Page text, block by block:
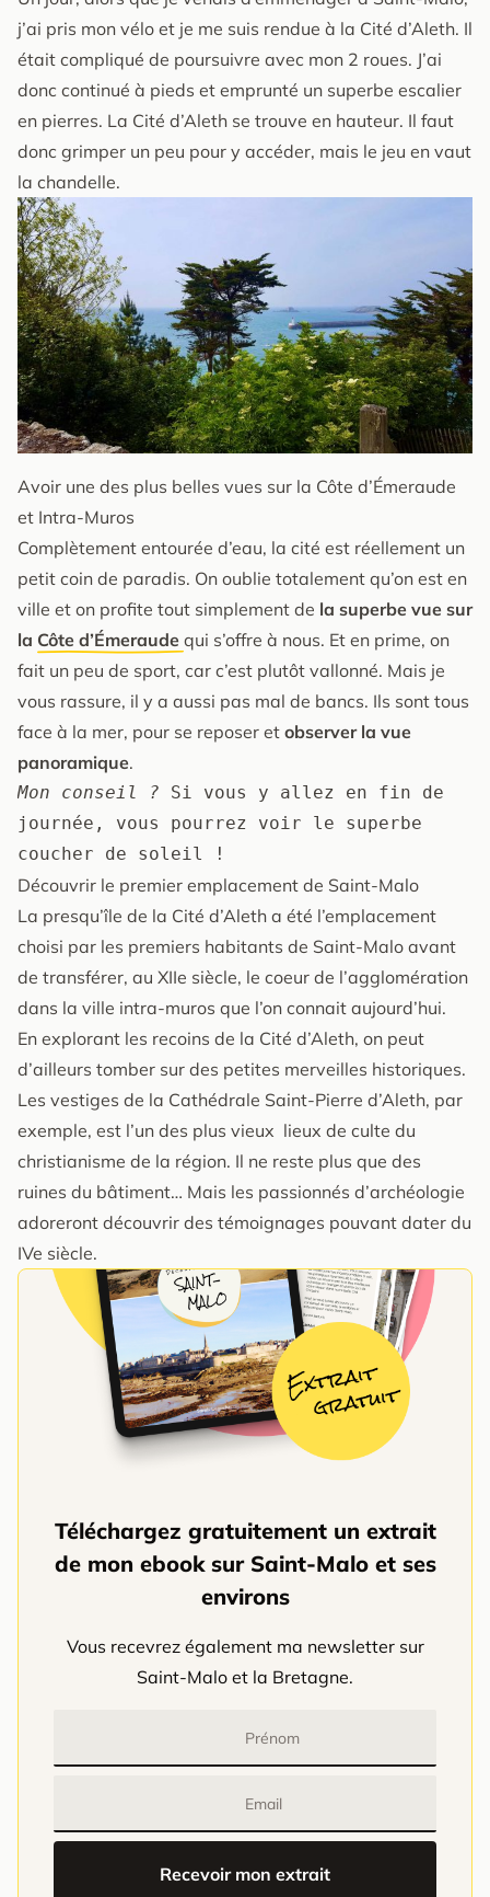
j’ai pris mon vélo et je me suis rendue à la Cité d’Aleth. Il
était compliqué de poursuivre avec mon 2 roues. J’ai
donc continué à pieds et emprunté un superbe escalier
en pierres. La Cité d’Aleth se trouve en hauteur. Il faut
donc grimper un peu pour y accéder, mais le jeu en vaut
la chandelle.
Avoir une des plus belles vues sur la Côte d’Émeraude
et Intra-Muros
Complètement entourée d’eau, la cité est réellement un
petit coin de paradis. On oublie totalement qu’on est en
ville et on profite tout simplement de la superbe vue sur
la Côte d’Émeraude qui s’offre à nous. Et en prime, on
fait un peu de sport, car c’est plutôt vallonné. Mais je
vous rassure, il y a aussi pas mal de bancs. Ils sont tous
face à la mer, pour se reposer et observer la vue
panoramique.
Mon conseil ? Si vous y allez en fin de
journée, vous pourrez voir le superbe
coucher de soleil !
Découvrir le premier emplacement de Saint-Malo
La presqu’île de la Cité d’Aleth a été l’emplacement
choisi par les premiers habitants de Saint-Malo avant
de transférer, au XIIe siècle, le coeur de l’agglomération
dans la ville intra-muros que l’on connait aujourd’hui.
En explorant les recoins de la Cité d’Aleth, on peut
d’ailleurs tomber sur des petites merveilles historiques.
Les vestiges de la Cathédrale Saint-Pierre d’Aleth, par
exemple, est l’un des plus vieux lieux de culte du
christianisme de la région. Il ne reste plus que des
ruines du bâtiment… Mais les passionnés d’archéologie
adoreront découvrir des témoignages pouvant dater du
IVe siècle.
Téléchargez gratuitement un extrait
de mon ebook sur Saint-Malo et ses
environs
Vous recevrez également ma newsletter sur
Saint-Malo et la Bretagne.
Prénom
Email
Recevoir mon extrait